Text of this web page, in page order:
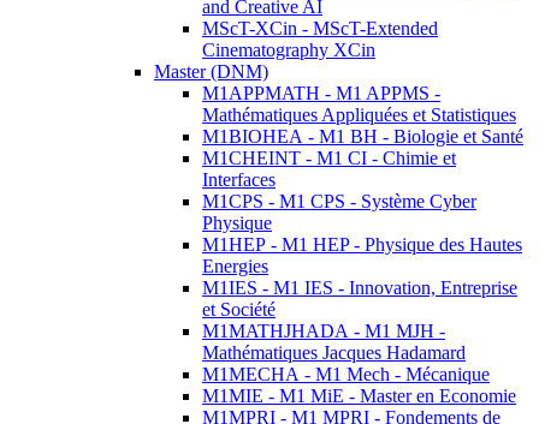
and Creative AI
MScT-XCin - MScT-Extended
Cinematography XCin
Master (DNM)
M1APPMATH - M1 APPMS -
Mathématiques Appliquées et Statistiques
M1BIOHEA - M1 BH - Biologie et Santé
M1CHEINT - M1 CI - Chimie et
Interfaces
M1CPS - M1 CPS - Système Cyber
Physique
M1HEP - M1 HEP - Physique des Hautes
Energies
M1IES - M1 IES - Innovation, Entreprise
et Société
M1MATHJHADA - M1 MJH -
Mathématiques Jacques Hadamard
M1MECHA - M1 Mech - Mécanique
M1MIE - M1 MiE - Master en Economie
M1MPRI - M1 MPRI - Fondements de